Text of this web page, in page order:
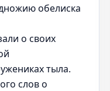
обелиска
о своих
тыла.
слов о